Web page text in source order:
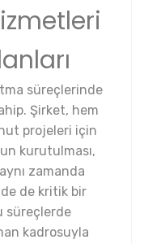
süreçlerinde
Şirket, hem
projeleri için
kurutulması,
zamanda
de kritik bir
süreçlerde
kadrosuyla